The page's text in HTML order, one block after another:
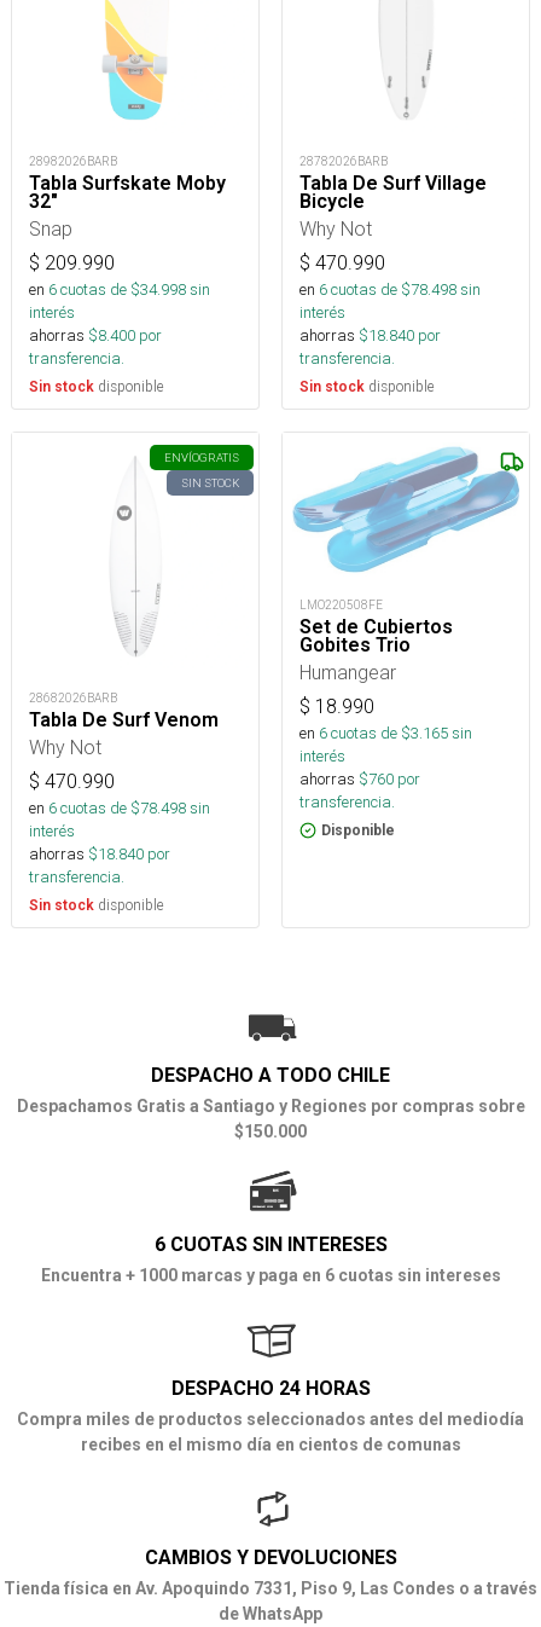
28982026BARB
Tabla Surfskate Moby
32"
Snap
$ 209.990
en 6cuotas de $34.998sin
interés
ahorras $8.400 por
transferencia.
Sin stock disponible
28782026BARB
Tabla De Surf Village
Bicycle
Why Not
$ 470.990
en 6cuotas de $78.498sin
interés
ahorras $18.840 por
transferencia.
Sin stock disponible
ENVÍOGRATIS
SIN STOCK
28682026BARB
Tabla De Surf Venom
Why Not
$ 470.990
en 6cuotas de $78.498sin
interés
ahorras $18.840 por
transferencia.
Sin stock disponible
LMO220508FE
Set de Cubiertos
Gobites Trio
Humangear
$ 18.990
en 6cuotas de $3.165sin
interés
ahorras $760 por
transferencia.
Disponible
DESPACHO A TODO CHILE
Despachamos Gratis a Santiago y Regiones por compras sobre
$150.000
6 CUOTAS SIN INTERESES
Encuentra + 1000 marcas y paga en 6 cuotas sin intereses
DESPACHO 24 HORAS
Compra miles de productos seleccionados antes del mediodía
recibes en el mismo día en cientos de comunas
CAMBIOS Y DEVOLUCIONES
Tienda física en Av. Apoquindo 7331, Piso 9, Las Condes o a través
de WhatsApp